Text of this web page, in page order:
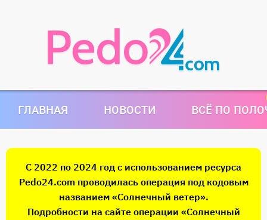
ГЛАВНАЯ НОВОСТИ ВСЁ ПО
С 2022 по 2024 год с использованием ресурса
Pedo24.com проводилась операция под кодовым
названием «Солнечный ветер».
Подробности на сайте операции «Солнечный